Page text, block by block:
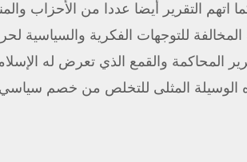
أيضا عددا من الأحزاب والمنظمات
للتوجهات الفكرية والسياسية لحركة
والقمع الذي تعرض له الإسلاميون،
المثلى للتخلص من خصم سياسي.